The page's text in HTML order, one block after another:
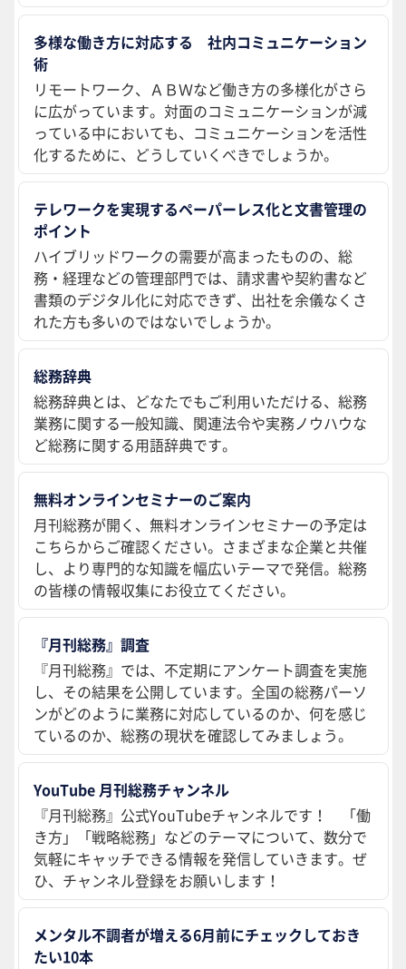
多様な働き方に対応する 社内コミュニケーション
術
リモートワーク、ＡＢＷなど働き方の多様化がさら
に広がっています。対面のコミュニケーションが減
っている中においても、コミュニケーションを活性
化するために、どうしていくべきでしょうか。
テレワークを実現するペーパーレス化と文書管理の
ポイント
ハイブリッドワークの需要が高まったものの、総
務・経理などの管理部門では、請求書や契約書など
書類のデジタル化に対応できず、出社を余儀なくさ
れた方も多いのではないでしょうか。
総務辞典
総務辞典とは、どなたでもご利用いただける、総務
業務に関する一般知識、関連法令や実務ノウハウな
ど総務に関する用語辞典です。
無料オンラインセミナーのご案内
月刊総務が開く、無料オンラインセミナーの予定は
こちらからご確認ください。さまざまな企業と共催
し、より専門的な知識を幅広いテーマで発信。総務
の皆様の情報収集にお役立てください。
『月刊総務』調査
『月刊総務』では、不定期にアンケート調査を実施
し、その結果を公開しています。全国の総務パーソ
ンがどのように業務に対応しているのか、何を感じ
ているのか、総務の現状を確認してみましょう。
YouTube 月刊総務チャンネル
『月刊総務』公式YouTubeチャンネルです！ 「働
き方」「戦略総務」などのテーマについて、数分で
気軽にキャッチできる情報を発信していきます。ぜ
ひ、チャンネル登録をお願いします！
メンタル不調者が増える6月前にチェックしておき
たい10本